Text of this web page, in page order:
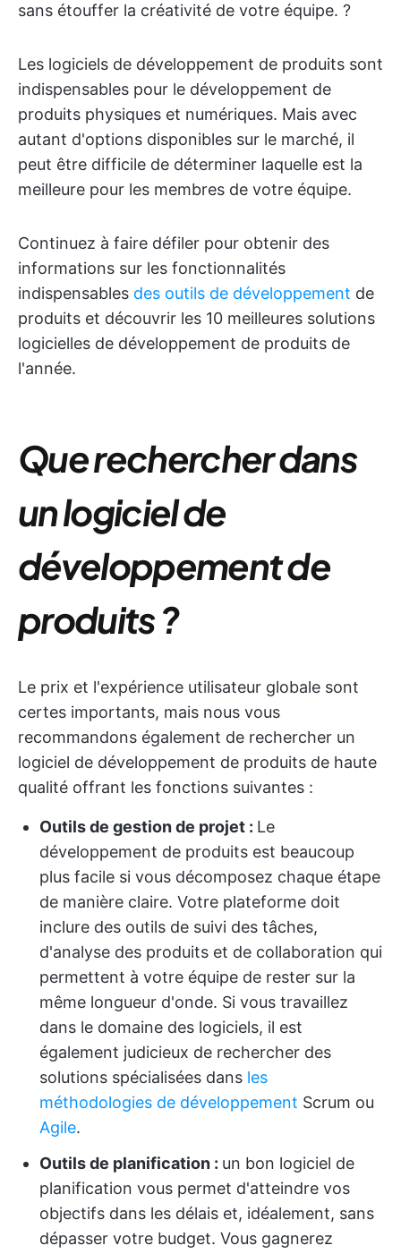
sans étouffer la créativité de votre équipe. ?
Les logiciels de développement de produits sont
indispensables pour le développement de
produits physiques et numériques. Mais avec
autant d'options disponibles sur le marché, il
peut être difficile de déterminer laquelle est la
meilleure pour les membres de votre équipe.
Continuez à faire défiler pour obtenir des
informations sur les fonctionnalités
indispensables des outils de développement de
produits et découvrir les 10 meilleures solutions
logicielles de développement de produits de
l'année.
Que rechercher dans
un logiciel de
développement de
produits ?
Le prix et l'expérience utilisateur globale sont
certes importants, mais nous vous
recommandons également de rechercher un
logiciel de développement de produits de haute
qualité offrant les fonctions suivantes :
Outils de gestion de projet : Le
développement de produits est beaucoup
plus facile si vous décomposez chaque étape
de manière claire. Votre plateforme doit
inclure des outils de suivi des tâches,
d'analyse des produits et de collaboration qui
permettent à votre équipe de rester sur la
même longueur d'onde. Si vous travaillez
dans le domaine des logiciels, il est
également judicieux de rechercher des
solutions spécialisées dans les
méthodologies de développement Scrum ou
Agile.
Outils de planification : un bon logiciel de
planification vous permet d'atteindre vos
objectifs dans les délais et, idéalement, sans
dépasser votre budget. Vous gagnerez